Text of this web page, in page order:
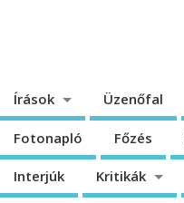
Írások Üzenőfal
Fotonapló Főzés
Interjúk Kritikák